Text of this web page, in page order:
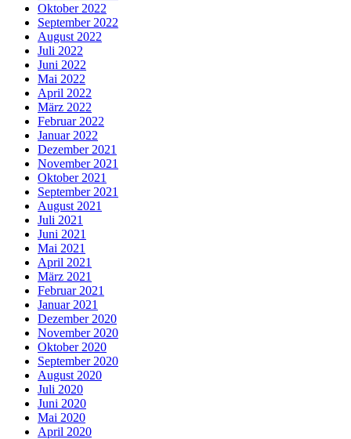
Oktober 2022
September 2022
August 2022
Juli 2022
Juni 2022
Mai 2022
April 2022
März 2022
Februar 2022
Januar 2022
Dezember 2021
November 2021
Oktober 2021
September 2021
August 2021
Juli 2021
Juni 2021
Mai 2021
April 2021
März 2021
Februar 2021
Januar 2021
Dezember 2020
November 2020
Oktober 2020
September 2020
August 2020
Juli 2020
Juni 2020
Mai 2020
April 2020